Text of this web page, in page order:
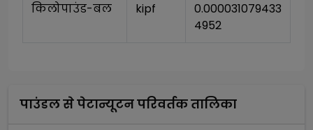
किलोपाउंड-बल kipf
0.000031079433
4952
पाउंडलसेपेटान्यूटनपरिवर्तक तालिका